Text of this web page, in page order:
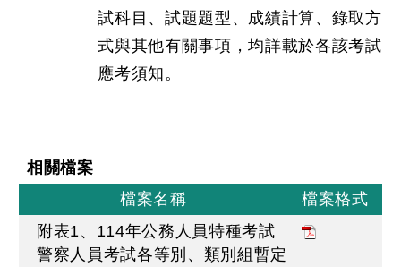
試科目、試題題型、成績計算、錄取方
式與其他有關事項，均詳載於各該考試
應考須知。
相關檔案
檔案名稱
檔案格式
附表1、114年公務人員特種考試
警察人員考試各等別、類別組暫定